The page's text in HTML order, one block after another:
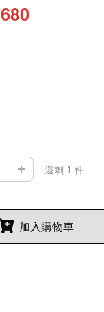
680
+ 還剩 1 件
加入購物車